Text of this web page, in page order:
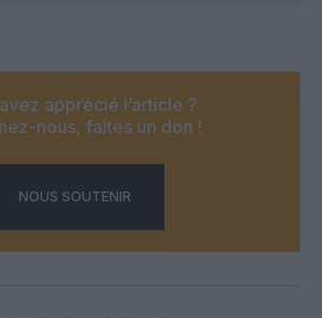
apprécié l’article ?
nous, faites un don !
NOUS SOUTENIR